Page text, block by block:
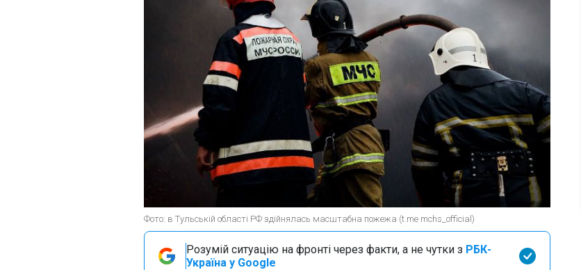
Фото: в Тульській області РФ здійнялась масштабна пожежа (t.me mchs_official)
Розумій ситуацію на фронті через факти, а не чутки з РБК-
Україна у Google